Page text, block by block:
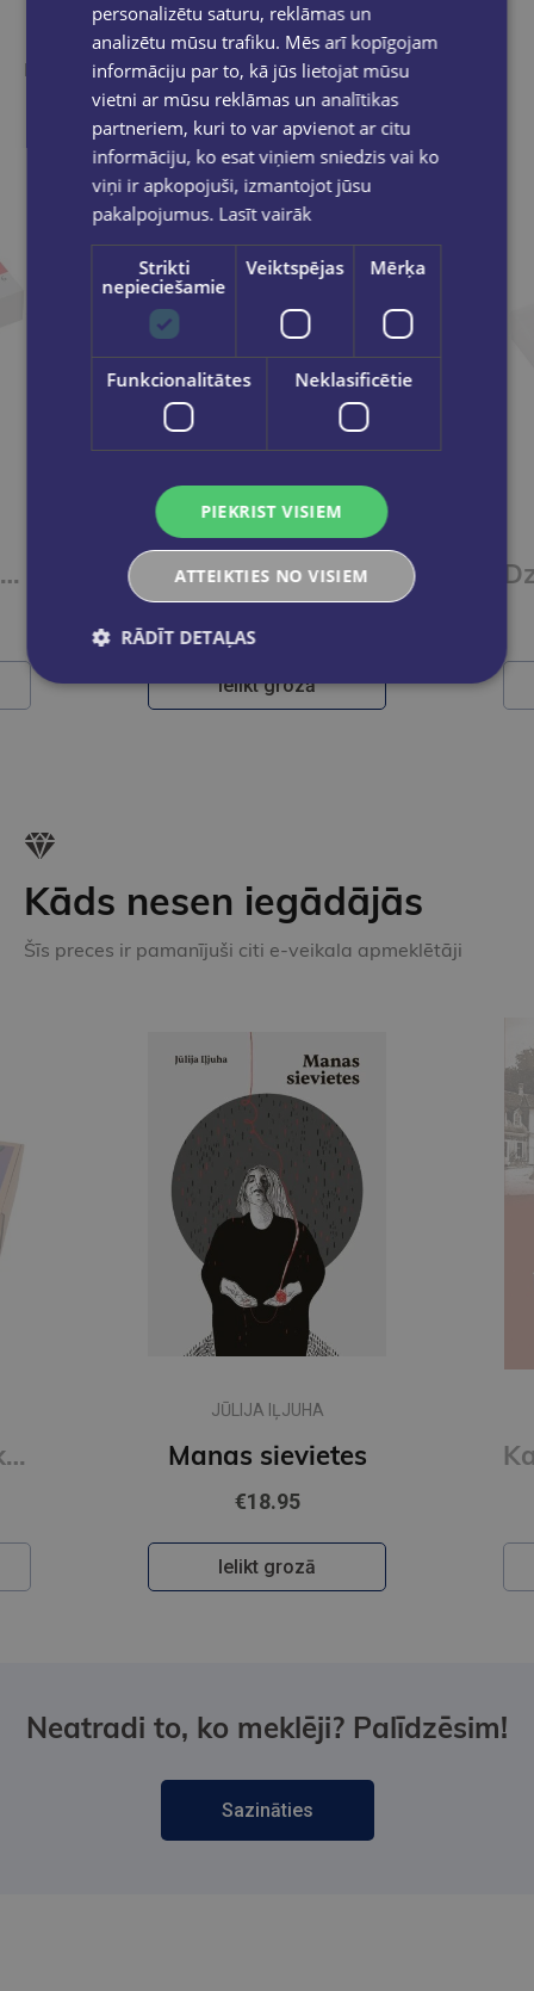
Līdzīgas preces
Ieskaties, varbūt noder
Dzēšgumija STABILO Legasy Dzēšgumija STABILO Exam Grade Colorful
Ielikt grozā
Kāds nesen iegādājās
Šīs preces ir pamanījuši citi e-veikala apmeklētāji
Skolēna komplekts, 34 priekšmeti
JŪLIJA IĻJUHA
Manas sievietes
€18.95
Ielikt grozā
Neatradi to, ko meklēji? Palīdzēsim!
Sazināties
personalizētu saturu, reklāmas un
analizētu mūsu trafiku. Mēs arī kopīgojam
informāciju par to, kā jūs lietojat mūsu
vietni ar mūsu reklāmas un analītikas
partneriem, kuri to var apvienot ar citu
informāciju, ko esat viņiem sniedzis vai ko
viņi ir apkopojuši, izmantojot jūsu
pakalpojumus. Lasīt vairāk
Strikti
nepieciešamie
Veiktspējas Mērķa
Funkcionalitātes Neklasificētie
PIEKRIST VISIEM
ATTEIKTIES NO VISIEM
RĀDĪT DETAĻAS